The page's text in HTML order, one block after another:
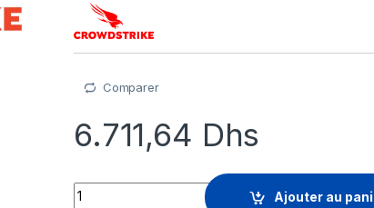
Comparer
6.711,64 Dhs
Falcon Cloud & Container Security Complete
Ajouter au